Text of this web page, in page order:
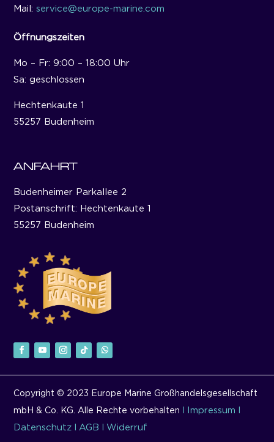
Mail:service@europe-marine.com
Öffnungszeiten
Mo – Fr: 9:00 – 18:00 Uhr
Sa: geschlossen
Hechtenkaute 1
55257 Budenheim
ANFAHRT
Budenheimer Parkallee 2
Postanschrift: Hechtenkaute 1
55257 Budenheim
Copyright © 2023 Europe Marine Großhandelsgesellschaft
mbH & Co. KG. Alle Rechte vorbehalten Impressum
Datenschutz AGB Widerruf